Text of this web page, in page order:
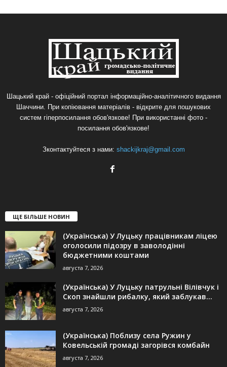
Шацький край - офіційний портал інформаційно-аналітичного видання
Шаччини. При копіювання матеріалів - відкрите для пошукових
систем гіперпосилання обов'язкове! При використанні фото -
посилання обов'язкове!
Зконтактуйтеся з нами: shackijkraj@gmail.com
ЩЕ БІЛЬШЕ НОВИН
(Українська) У Луцьку працівникам ліцею
оголосили підозру в заволодінні
бюджетними коштами
августа 7, 2026
(Українська) У Луцьку патрульні Вілівчук і
Скоп знайшли рибалку, який заблукав...
августа 7, 2026
(Українська) Поблизу села Ружин у
Ковельській громаді загорівся комбайн
августа 7, 2026